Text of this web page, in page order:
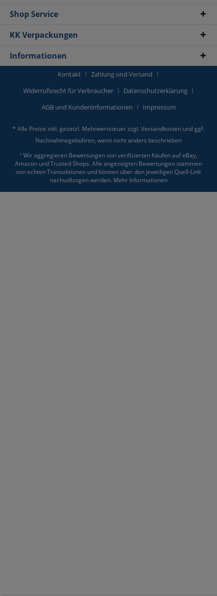
Shop Service
KK Verpackungen
Informationen
Kontakt
Zahlung und Versand
Widerrufsrecht für Verbraucher
Datenschutzerklärung
AGB und Kundeninformationen
Impressum
* Alle Preise inkl. gesetzl. Mehrwertsteuer zzgl. Versandkosten und ggf.
Nachnahmegebühren, wenn nicht anders beschrieben
¹ Wir aggregieren Bewertungen von verifizierten Käufen auf eBay,
Amazon und Trusted Shops. Alle angezeigten Bewertungen stammen
von echten Transaktionen und können über den jeweiligen Quell-Link
nachvollzogen werden. Mehr Informationen